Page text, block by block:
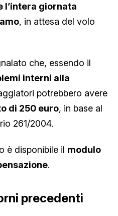
giornata
, in attesa del volo
che, essendo il
interni alla
potrebbero avere
di 250 euro, in base al
261/2004.
è disponibile il modulo
.
precedenti